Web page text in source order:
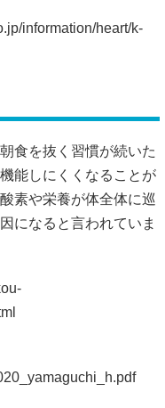
information/heart/k-
食を抜く習慣が続いた
能しにくくなることが
素や栄養が体全体に巡
になると言われていま